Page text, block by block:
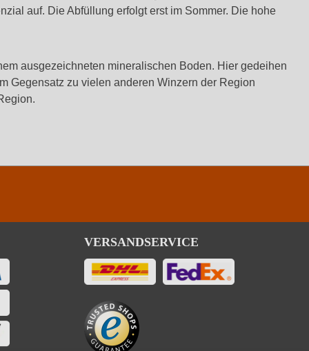
auf. Die Abfüllung erfolgt erst im Sommer. Die hohe
ausgezeichneten mineralischen Boden. Hier gedeihen
Gegensatz zu vielen anderen Winzern der Region
VERSANDSERVICE